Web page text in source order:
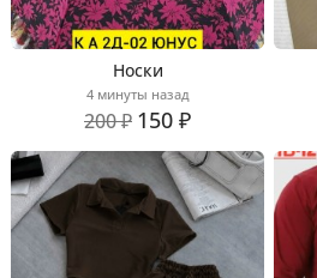
Носки
4 минуты назад
200 ₽ 150 ₽